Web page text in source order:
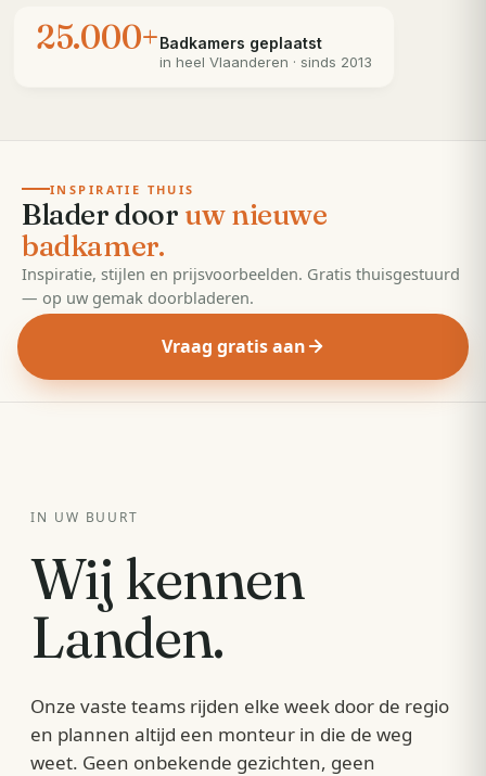
25.000+Badkamers geplaatst
in heel Vlaanderen · sinds 2013
EDITIE2026· 55 pagina's
INSPIRATIE THUIS
Blader door uw nieuwe
badkamer.
Inspiratie, stijlen en prijsvoorbeelden. Gratis thuisgestuurd
— op uw gemak doorbladeren.
Vraag gratis aan
IN UW BUURT
Wij kennen
Landen.
Onze vaste teams rijden elke week door de regio
en plannen altijd een monteur in die de weg
weet. Geen onbekende gezichten, geen